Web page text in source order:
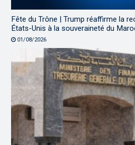
Fête du Trône | Trump réaffirme la
États-Unis à la souveraineté du
01/08/2026